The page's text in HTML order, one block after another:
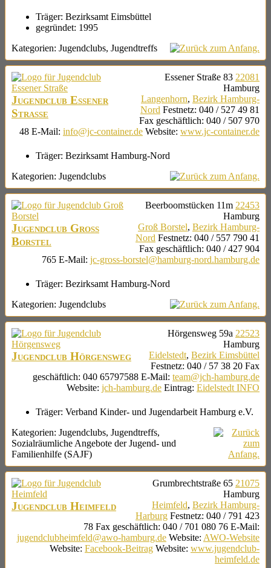
Träger: Bezirksamt Eimsbüttel
gegründet: 1995
Kategorien: Jugendclubs, Jugendtreffs
Jugendclub Essener
Straße
Essener Straße 83 22081
Hamburg
Langenhorn, Bezirk Hamburg-
Nord Festnetz: 040 / 527 49 81
Fax geschäftlich: 040 / 507 970
48 E-Mail: info@jc-container.de Website: www.jc-container.de
Träger: Bezirksamt Hamburg-Nord
Kategorien: Jugendclubs
Jugendclub Groß
Borstel
Beerboomstücken 11m 22453
Hamburg
Groß Borstel, Bezirk Hamburg-
Nord Festnetz: 040 / 557 790 41
Fax geschäftlich: 040 / 427 904
765 E-Mail: jc-gross-borstel@hamburg-nord.hamburg.de
Träger: Bezirksamt Hamburg-Nord
Kategorien: Jugendclubs
Jugendclub Hörgensweg
Hörgensweg 59a 22523
Hamburg
Eidelstedt, Bezirk Eimsbüttel
Festnetz: 040 / 57 38 20 Fax
geschäftlich: 040 65797588 E-Mail: team@jch-hamburg.de
Website: jch-hamburg.de Eintrag: Eidelstedt INFO
Träger: Verband Kinder- und Jugendarbeit Hamburg e.V.
Kategorien: Jugendclubs, Jugendtreffs,
Sozialräumliche Angebote der Jugend- und
Familienhilfe (SAJF)
Jugendclub Heimfeld
Grumbrechtstraße 65 21075
Hamburg
Heimfeld, Bezirk Hamburg-
Harburg Festnetz: 040 / 791 423
78 Fax geschäftlich: 040 / 701 080 76 E-Mail:
jugendclubheimfeld@awo-hamburg.de Website: AWO-Website
Website: Facebook-Beitrag Website: www.jugendclub-
heimfeld.de